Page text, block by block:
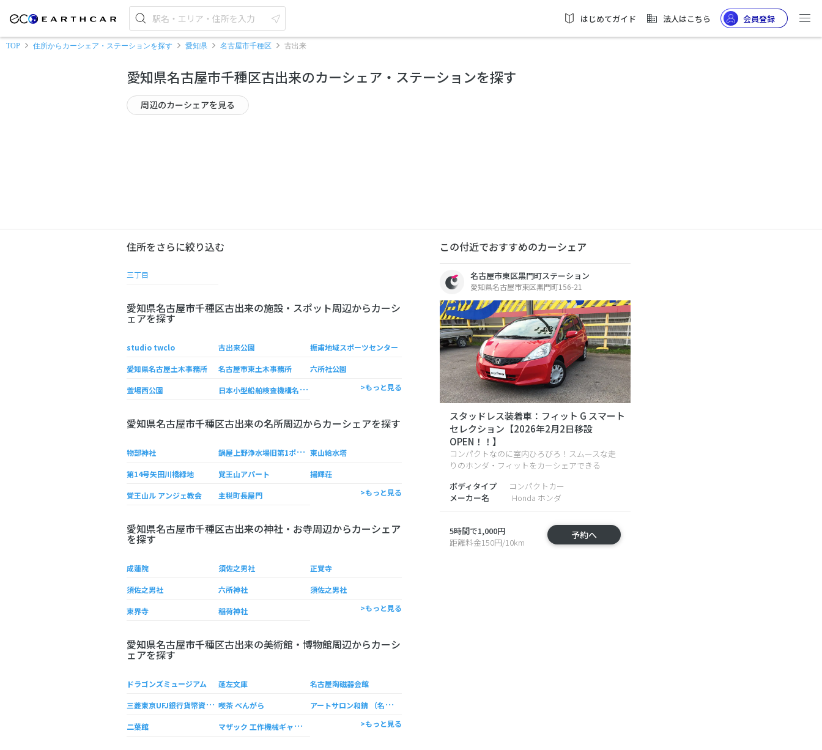
はじめてガイド 法人はこちら 会員登録
TOP 住所からカーシェア・ステーションを探す 愛知県 名古屋市千種区 古出来
愛知県名古屋市千種区古出来のカーシェア・ステーションを探す
周辺のカーシェアを見る
住所をさらに絞り込む
三丁目
愛知県名古屋市千種区古出来の施設・スポット周辺からカーシ
ェアを探す
studio twclo 古出来公園 振甫地域スポーツセンター
愛知県名古屋土木事務所 名古屋市東土木事務所 六所社公園
萱場西公園 日
本小型船舶検査機構名古屋支部 >もっと見る
愛知県名古屋市千種区古出来の名所周辺からカーシェアを探す
物部神社 鍋
屋上野浄水場旧第1ポンプ所 東山給水塔
第14号矢田川橋緑地 覚王山アパート 揚輝荘
覚王山ル アンジェ教会 主税町長屋門 >もっと見る
愛知県名古屋市千種区古出来の神社・お寺周辺からカーシェア
を探す
成蓮院 須佐之男社 正覚寺
須佐之男社 六所神社 須佐之男社
東界寺 稲荷神社 >もっと見る
愛知県名古屋市千種区古出来の美術館・博物館周辺からカーシ
ェアを探す
ドラゴンズミュージアム 蓬左文庫 名古屋陶磁器会館
三
菱東京UFJ銀行貨幣資料館 喫茶 べんがら ア
ートサロン和錆 （名古屋本店）
二葉館 マ
ザック 工作機械ギャラリー >もっと見る
この付近でおすすめのカーシェア
名古屋市東区黒門町ステーション
愛知県名古屋市東区黒門町156-21
スタッドレス装着車：フィット G スマート
セレクション【2026年2月2日移設
OPEN！！】
コンパクトなのに室内ひろびろ！スムースな走
りのホンダ・フィットをカーシェアできる
ボディタイプ
メーカー名
コンパクトカー
Honda ホンダ
5時間で1,000円
距離料金150円/10km
予約へ